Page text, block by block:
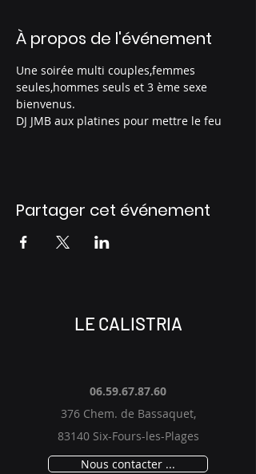
À propos de l'événement
Une soirée multi couples,femmes
seules,hommes seuls et 3 ème sexe
bienvenus.
DJ JMB aux platines pour mettre le feu
Partager cet événement
LE CALISTRIA
06.59.67.87.60
376 Chem. de Bassaquet,
83140 Six-Fours-les-Plages
Nous contacter ...